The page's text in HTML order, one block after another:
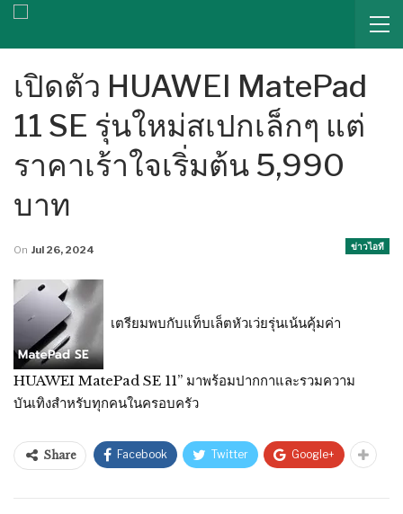
เปิดตัว HUAWEI MatePad
11 SE รุ่นใหม่สเปกเล็กๆ แต่
ราคาเร้าใจเริ่มต้น 5,990
บาท
ข่าวไอที
On Jul 26, 2024
เตรียมพบกับแท็บเล็ตหัวเว่ยรุ่นเน้นคุ้มค่า
HUAWEI MatePad SE 11” มาพร้อมปากกาและรวมความ
บันเทิงสำหรับทุกคนในครอบครัว
Share Facebook Twitter Google+